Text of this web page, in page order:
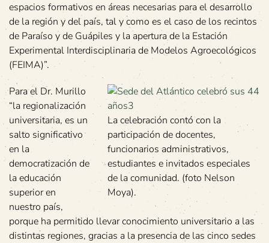
espacios formativos en áreas necesarias para el desarrollo
de la región y del país, tal y como es el caso de los recintos
de Paraíso y de Guápiles y la apertura de la Estación
Experimental Interdisciplinaria de Modelos Agroecológicos
(FEIMA)”.
La celebración contó con la
participación de docentes,
funcionarios administrativos,
estudiantes e invitados especiales
de la comunidad. (foto Nelson
Moya).
Para el Dr. Murillo
“la regionalización
universitaria, es un
salto significativo
en la
democratización de
la educación
superior en
nuestro país,
porque ha permitido llevar conocimiento universitario a las
distintas regiones, gracias a la presencia de las cinco sedes